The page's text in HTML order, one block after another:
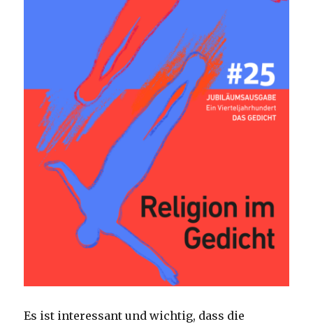
Es ist interessant und wichtig, dass die